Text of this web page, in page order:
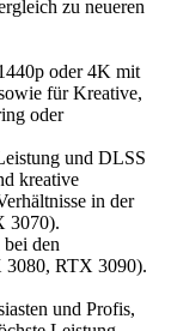
zu neueren
oder 4K mit
für Kreative,
oder
und DLSS
kreative
in der
3070).
den
3080, RTX 3090).
und Profis,